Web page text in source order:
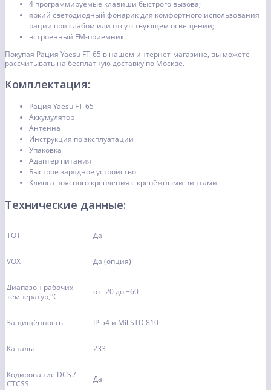
4 программируемые клавиши быстрого вызова;
яркий светодиодный фонарик для комфортного использования
рации при слабом или отсутствующем освещении;
встроенный FM-приемник.
Покупая Рация Yaesu FT-65 в нашем интернет-магазине, вы можете
рассчитывать на бесплатную доставку по Москве.
Комплектация:
Рация Yaesu FT-65
Аккумулятор
Антенна
Инструкция по эксплуатации
Упаковка
Адаптер питания
Быстрое зарядное устройство
Клипса поясного крепления с крепёжными винтами
Технические данные:
TOT Да
VOX Да (опция)
Диапазон рабочих
температур,°С
от -20 до +60
Защищённость IP 54 и Mil STD 810
Каналы 233
Кодирование DCS /
CTCSS
Да